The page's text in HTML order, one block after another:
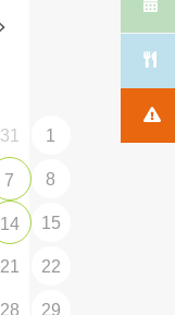
31 1
7 8
14 15
21 22
28 29